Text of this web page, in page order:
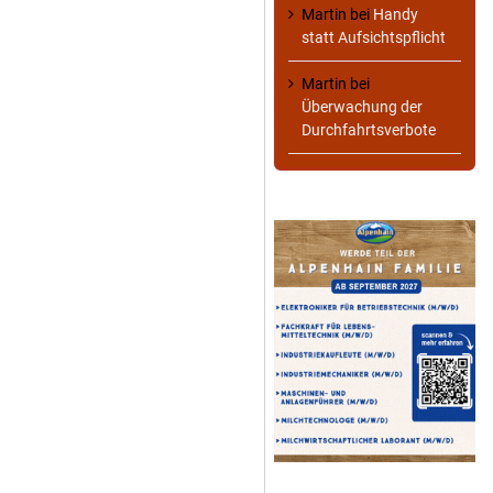
Martin bei Handy
statt Aufsichtspflicht
Martin bei
Überwachung der
Durchfahrtsverbote